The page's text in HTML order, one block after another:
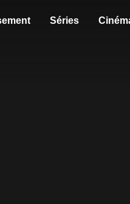
Séries